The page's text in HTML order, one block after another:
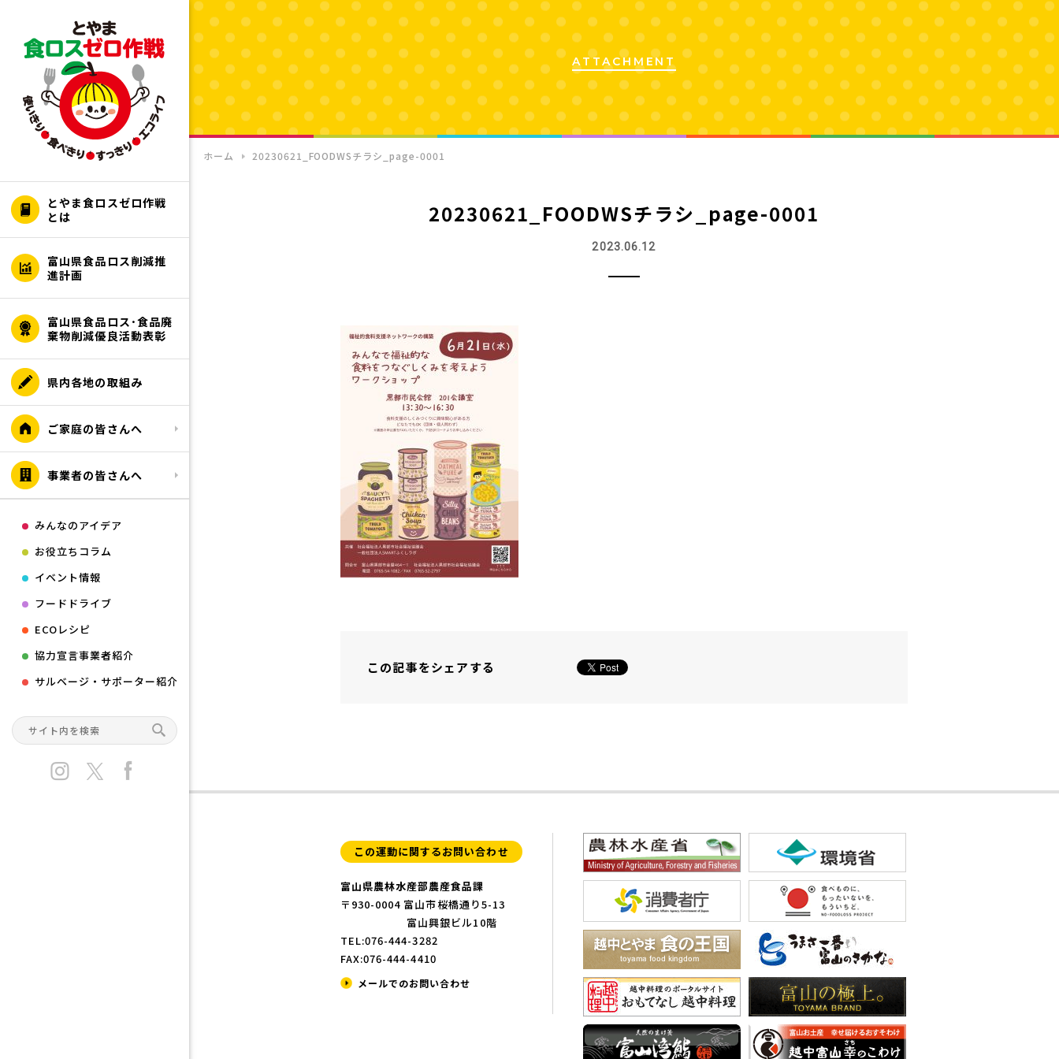
とやま食ロスゼロ作戦
とは
富山県食品ロス削減推
進計画
富山県食品ロス･食品廃
棄物削減優良活動表彰
県内各地の取組み
ご家庭の皆さんへ
事業者の皆さんへ
みんなのアイデア
お役立ちコラム
イベント情報
フードドライブ
ECOレシピ
協力宣言事業者紹介
サルベージ・サポーター紹介
ATTACHMENT
ホーム 20230621_FOODWSチラシ_page-0001
20230621_FOODWSチラシ_page-0001
2023.06.12
この記事をシェアする
この運動に関するお問い合わせ
富山県農林水産部農産食品課
〒930-0004 富山市桜橋通り5-13
富山興銀ビル10階
TEL:076-444-3282
FAX:076-444-4410
メールでのお問い合わせ